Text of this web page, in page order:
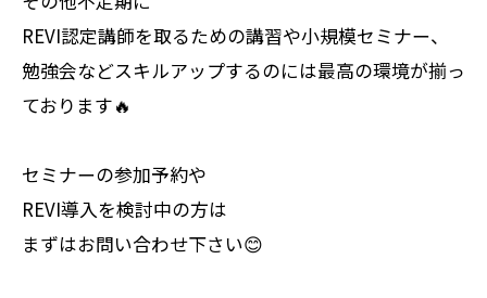
REVI認定講師を取るための講習や小規模セミナー、
勉強会などスキルアップするのには最高の環境が揃っ
ております🔥
セミナーの参加予約や
REVI導入を検討中の方は
まずはお問い合わせ下さい😊